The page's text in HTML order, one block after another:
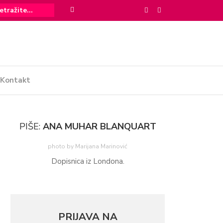
Kontakt
PIŠE: ANA MUHAR BLANQUART
photo by Marijana Marinović
Dopisnica iz Londona.
PRIJAVA NA